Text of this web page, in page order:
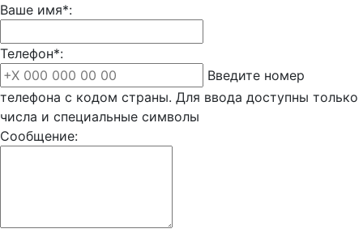
Ваше имя*:
Телефон*:
Введите номер
телефона с кодом страны. Для ввода доступны только
числа и специальные символы
Сообщение: